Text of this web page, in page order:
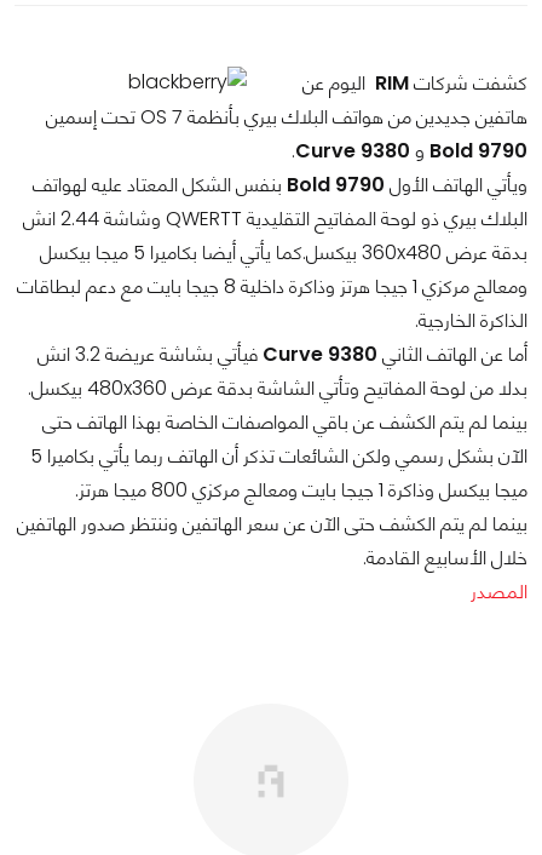
كشفت شركاتRIM اليوم عن
هاتفين جديدين من هواتف البلاك بيري بأنظمة OS 7 تحت إسمين
Bold 9790 و Curve 9380
.
ويأتي الهاتف الأول Bold 9790 بنفس الشكل المعتاد عليه لهواتف
البلاك بيري ذو لوحة المفاتيح التقليدية QWERTT وشاشة 2.44 انش
بدقة عرض 360x480 بيكسل.كما يأتي أيضا بكاميرا 5 ميجا بيكسل
ومعالج مركزي 1 جيجا هرتز وذاكرة داخلية 8 جيجا بايت مع دعم لبطاقات
الذاكرة الخارجية.
أما عن الهاتف الثاني Curve 9380
فيأتي بشاشة عريضة 3.2 انش
بدلا من لوحة المفاتيح وتأتي الشاشة بدقة عرض 480x360 بيكسل.
بينما لم يتم الكشف عن باقي المواصفات الخاصة بهذا الهاتف حتى
الآن بشكل رسمي ولكن الشائعات تذكر أن الهاتف ربما يأتي بكاميرا 5
ميجا بيكسل وذاكرة 1 جيجا بايت ومعالج مركزي 800 ميجا هرتز.
بينما لم يتم الكشف حتى الآن عن سعر الهاتفين وننتظر صدور الهاتفين
خلال الأسابيع القادمة.
المصدر